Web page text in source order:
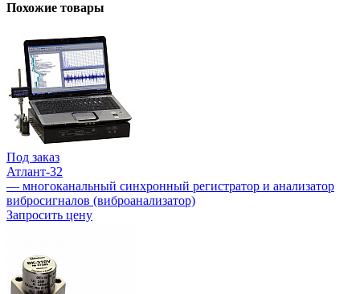
Похожие товары
Под заказ
Атлант-32
— многоканальный синхронный регистратор и анализатор
вибросигналов (виброанализатор)
Запросить цену